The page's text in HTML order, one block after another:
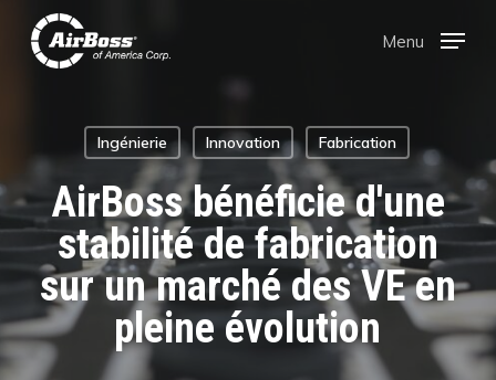
Skip
Menu
Ingénierie Innovation Fabrication
AirBoss bénéficie d'une
stabilité de fabrication
sur un marché des VE en
pleine évolution